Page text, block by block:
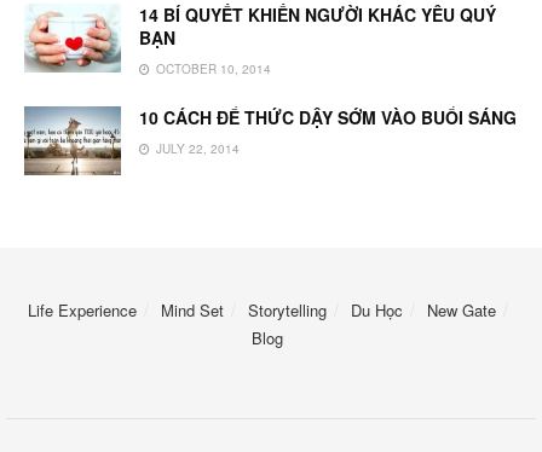
14 BÍ QUYẾT KHIẾN NGƯỜI KHÁC YÊU QUÝ
BẠN
OCTOBER 10, 2014
10 CÁCH ĐỂ THỨC DẬY SỚM VÀO BUỔI SÁNG
JULY 22, 2014
Life Experience Mind Set Storytelling Du Học
New Gate
Blog